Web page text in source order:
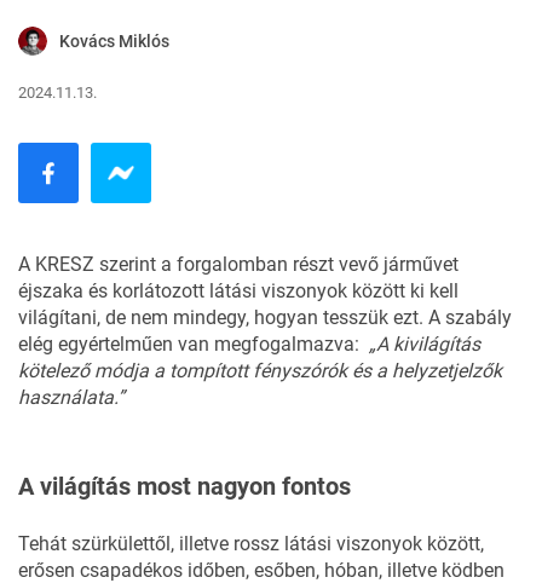
Kovács Miklós
2024.11.13.
A KRESZ szerint a forgalomban részt vevő járművet
éjszaka és korlátozott látási viszonyok között ki kell
világítani, de nem mindegy, hogyan tesszük ezt. A szabály
elég egyértelműen van megfogalmazva: „A kivilágítás
kötelező módja a tompított fényszórók és a helyzetjelzők
használata.”
A világítás most nagyon fontos
Tehát szürkülettől, illetve rossz látási viszonyok között,
erősen csapadékos időben, esőben, hóban, illetve ködben